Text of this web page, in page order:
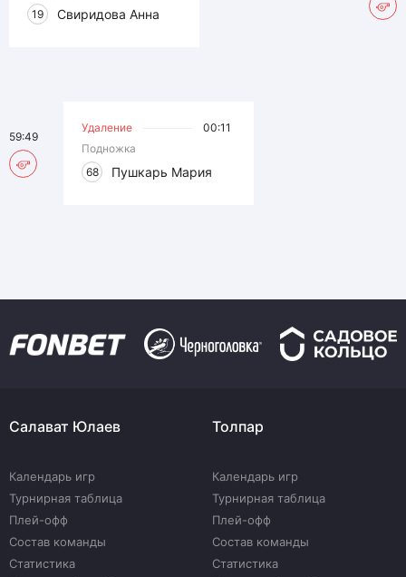
19
Свиридова Анна
Удаление
00:11
Подножка
68
Пушкарь Мария
59:49
Салават Юлаев
Календарь игр
Турнирная таблица
Плей-офф
Состав команды
Статистика
Толпар
Календарь игр
Турнирная таблица
Плей-офф
Состав команды
Статистика